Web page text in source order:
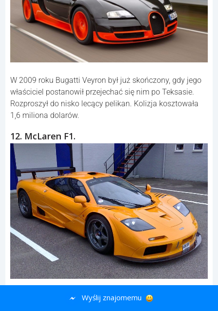
W 2009 roku Bugatti Veyron był już skończony, gdy jego
właściciel postanowił przejechać się nim po Teksasie.
Rozproszył do nisko lecący pelikan. Kolizja kosztowała
1,6 miliona dolarów.
12. McLaren F1.
Rowan Atkinson skusił się niegdyś na zakup drogiego
Wyślij znajomemu